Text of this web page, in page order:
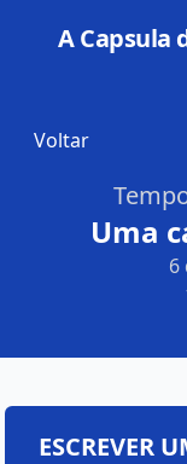
A Capsula
Voltar
Uma
6
ESCREVER